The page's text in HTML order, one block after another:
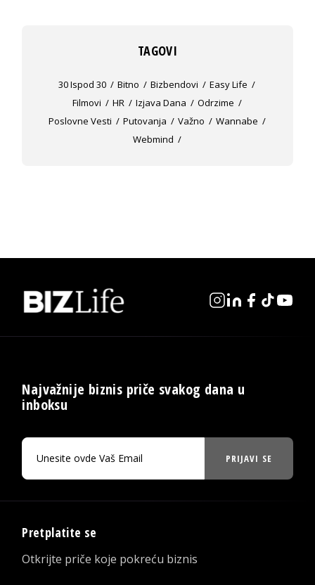
TAGOVI
30 Ispod 30 Bitno Bizbendovi
Easy Life
Filmovi
HR Izjava Dana
Odrzime
Poslovne Vesti
Putovanja Važno
Wannabe
Webmind
Najvažnije biznis priče svakog dana u
inboksu
PRIJAVI SE
Pretplatite se
Otkrijte priče koje pokreću biznis